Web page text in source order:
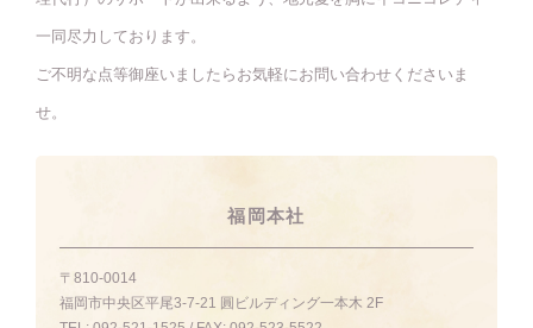
一同尽力しております。
ご不明な点等御座いましたらお気軽にお問い合わせくださいま
せ。
福岡本社
〒810-0014
福岡市中央区平尾3-7-21 圓ビルディング一本木 2F